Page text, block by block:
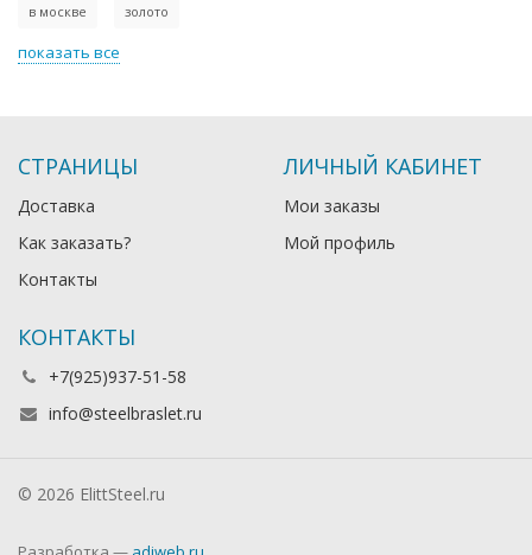
в москве золото
показать все
СТРАНИЦЫ
Доставка
Как заказать?
Контакты
ЛИЧНЫЙ КАБИНЕТ
Мои заказы
Мой профиль
КОНТАКТЫ
+7(925)937-51-58
info@steelbraslet.ru
© 2026 ElittSteel.ru